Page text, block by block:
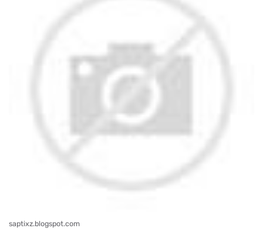
saptixz.blogspot.com